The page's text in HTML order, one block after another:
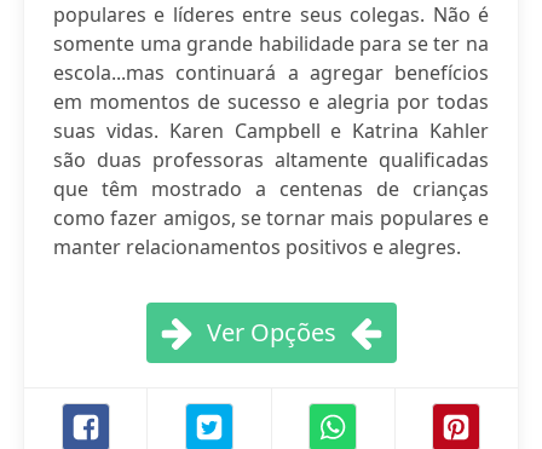
populares e líderes entre seus colegas. Não é
somente uma grande habilidade para se ter na
escola...mas continuará a agregar benefícios
em momentos de sucesso e alegria por todas
suas vidas. Karen Campbell e Katrina Kahler
são duas professoras altamente qualificadas
que têm mostrado a centenas de crianças
como fazer amigos, se tornar mais populares e
manter relacionamentos positivos e alegres.
Ver Opções